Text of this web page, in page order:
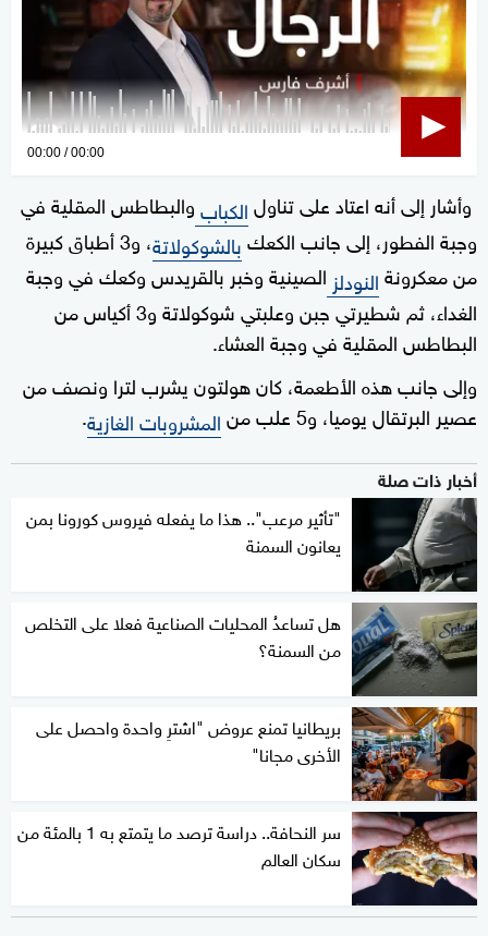
0
of
seconds
00:00 00:00
وأشار إلى أنه اعتاد على تناولالكبابوالبطاطس المقلية في
وجبة الفطور، إلى جانب الكعكبالشوكولاتة
، و3 أطباق كبيرة
من معكرونةالنودلز الصينية وخبر بالقريدس وكعك في وجبة
الغداء، ثم شطيرتي جبن وعلبتي شوكولاتة و3 أكياس من
البطاطس المقلية في وجبة العشاء.
وإلى جانب هذه الأطعمة، كان هولتون يشرب لترا ونصف من
عصير البرتقال يوميا، و5 علب من
المشروبات الغازية.
أخبار ذات صلة
"تأثير مرعب".. هذا ما يفعله فيروس كورونا بمن
يعانون السمنة
هل تساعدُ المحليات الصناعية فعلا على التخلص
من السمنة؟
بريطانيا تمنع عروض "اشترِ واحدة واحصل على
الأخرى مجانا"
سر النحافة.. دراسة ترصد ما يتمتع به 1 بالمئة من
سكان العالم